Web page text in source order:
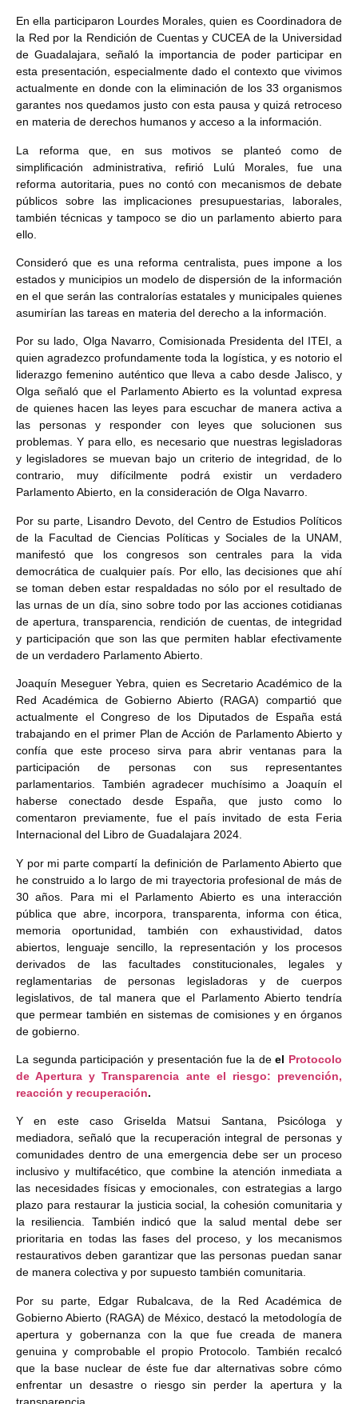
En ella participaron Lourdes Morales, quien es Coordinadora de
la Red por la Rendición de Cuentas y CUCEA de la Universidad
de Guadalajara, señaló la importancia de poder participar en
esta presentación, especialmente dado el contexto que vivimos
actualmente en donde con la eliminación de los 33 organismos
garantes nos quedamos justo con esta pausa y quizá retroceso
en materia de derechos humanos y acceso a la información.
La reforma que, en sus motivos se planteó como de
simplificación administrativa, refirió Lulú Morales, fue una
reforma autoritaria, pues no contó con mecanismos de debate
públicos sobre las implicaciones presupuestarias, laborales,
también técnicas y tampoco se dio un parlamento abierto para
ello.
Consideró que es una reforma centralista, pues impone a los
estados y municipios un modelo de dispersión de la información
en el que serán las contralorías estatales y municipales quienes
asumirían las tareas en materia del derecho a la información.
Por su lado, Olga Navarro, Comisionada Presidenta del ITEI, a
quien agradezco profundamente toda la logística, y es notorio el
liderazgo femenino auténtico que lleva a cabo desde Jalisco, y
Olga señaló que el Parlamento Abierto es la voluntad expresa
de quienes hacen las leyes para escuchar de manera activa a
las personas y responder con leyes que solucionen sus
problemas. Y para ello, es necesario que nuestras legisladoras
y legisladores se muevan bajo un criterio de integridad, de lo
contrario, muy difícilmente podrá existir un verdadero
Parlamento Abierto, en la consideración de Olga Navarro.
Por su parte, Lisandro Devoto, del Centro de Estudios Políticos
de la Facultad de Ciencias Políticas y Sociales de la UNAM,
manifestó que los congresos son centrales para la vida
democrática de cualquier país. Por ello, las decisiones que ahí
se toman deben estar respaldadas no sólo por el resultado de
las urnas de un día, sino sobre todo por las acciones cotidianas
de apertura, transparencia, rendición de cuentas, de integridad
y participación que son las que permiten hablar efectivamente
de un verdadero Parlamento Abierto.
Joaquín Meseguer Yebra, quien es Secretario Académico de la
Red Académica de Gobierno Abierto (RAGA) compartió que
actualmente el Congreso de los Diputados de España está
trabajando en el primer Plan de Acción de Parlamento Abierto y
confía que este proceso sirva para abrir ventanas para la
participación de personas con sus representantes
parlamentarios. También agradecer muchísimo a Joaquín el
haberse conectado desde España, que justo como lo
comentaron previamente, fue el país invitado de esta Feria
Internacional del Libro de Guadalajara 2024.
Y por mi parte compartí la definición de Parlamento Abierto que
he construido a lo largo de mi trayectoria profesional de más de
30 años. Para mi el Parlamento Abierto es una interacción
pública que abre, incorpora, transparenta, informa con ética,
memoria oportunidad, también con exhaustividad, datos
abiertos, lenguaje sencillo, la representación y los procesos
derivados de las facultades constitucionales, legales y
reglamentarias de personas legisladoras y de cuerpos
legislativos, de tal manera que el Parlamento Abierto tendría
que permear también en sistemas de comisiones y en órganos
de gobierno.
La segunda participación y presentación fue la deel Protocolo
de Apertura y Transparencia ante el riesgo: prevención,
reacción y recuperación.
Y en este caso Griselda Matsui Santana, Psicóloga y
mediadora, señaló que la recuperación integral de personas y
comunidades dentro de una emergencia debe ser un proceso
inclusivo y multifacético, que combine la atención inmediata a
las necesidades físicas y emocionales, con estrategias a largo
plazo para restaurar la justicia social, la cohesión comunitaria y
la resiliencia. También indicó que la salud mental debe ser
prioritaria en todas las fases del proceso, y los mecanismos
restaurativos deben garantizar que las personas puedan sanar
de manera colectiva y por supuesto también comunitaria.
Por su parte, Edgar Rubalcava, de la Red Académica de
Gobierno Abierto (RAGA) de México, destacó la metodología de
apertura y gobernanza con la que fue creada de manera
genuina y comprobable el propio Protocolo. También recalcó
que la base nuclear de éste fue dar alternativas sobre cómo
enfrentar un desastre o riesgo sin perder la apertura y la
transparencia.